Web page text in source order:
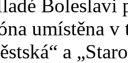
Boleslavi
umístěna
a